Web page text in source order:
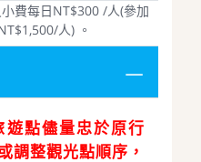
費每日NT$300 /人(參加
人) 。
點儘量忠於原行
調整觀光點順序，